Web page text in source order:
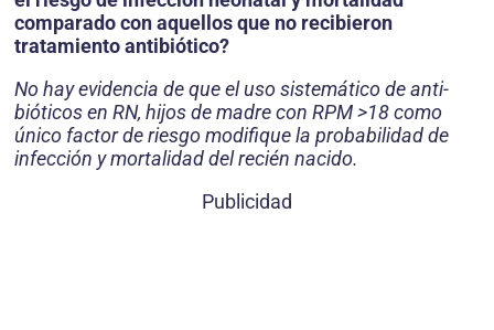
comparado con aquellos que no recibieron
tratamiento antibiótico?
No hay evidencia de que el uso sistemático de anti­
bióticos en RN, hijos de madre con RPM >18 como
único factor de riesgo modifique la probabilidad de
infección y mortalidad del recién nacido.
Publicidad